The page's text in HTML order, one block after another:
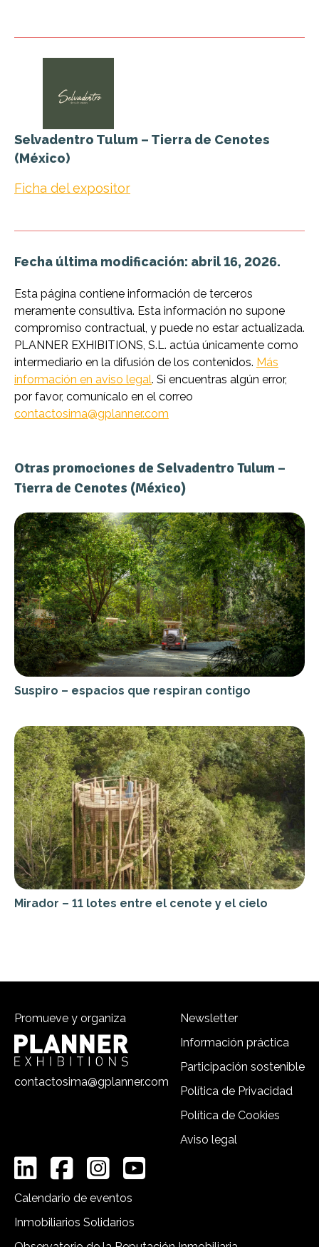
Selvadentro Tulum – Tierra de Cenotes
(México)
Ficha del expositor
Fecha última modificación: abril 16, 2026.
Esta página contiene información de terceros
meramente consultiva. Esta información no supone
compromiso contractual, y puede no estar actualizada.
PLANNER EXHIBITIONS, S.L. actúa únicamente como
intermediario en la difusión de los contenidos. Más
información en aviso legal. Si encuentras algún error,
por favor, comunícalo en el correo
contactosima@gplanner.com
Otras promociones de Selvadentro Tulum –
Tierra de Cenotes (México)
Suspiro – espacios que respiran contigo
Mirador – 11 lotes entre el cenote y el cielo
Promueve y organiza
contactosima@gplanner.com
Newsletter
Información práctica
Participación sostenible
Política de Privacidad
Política de Cookies
Aviso legal
Calendario de eventos
Inmobiliarios Solidarios